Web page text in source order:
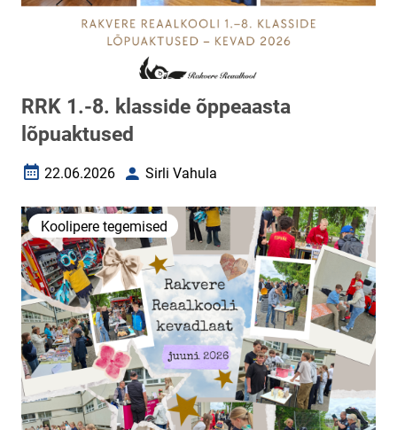
RRK 1.-8. klasside õppeaasta
lõpuaktused
Loomise kuupäev
22.06.2026 AutorSirli Vahula
Koolipere tegemised